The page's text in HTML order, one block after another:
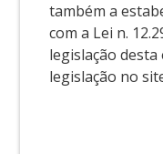
também a
com a Lei n.
legislação
legislação no